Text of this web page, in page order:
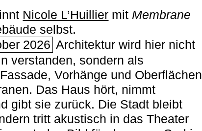
Nicole L’Huillier mit ­ Membrane
selbst.
2026 Architektur wird hier nicht
verstanden, sondern als
Vorhänge und Oberflächen
Das Haus hört, nimmt
gibt sie zurück. Die Stadt bleibt
tritt akustisch in das Theater